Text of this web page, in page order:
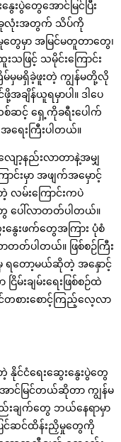
းပွဲတွေအောင်မြင်ပြီး
စ်ခုလုံးအတွက် သိပ်ကို
တွေမှာ အမြင်မတူတာတွေ၊
ဖြင့် သမိုင်းကြောင်း
မ်မှမရှိခဲ့ဖူးတဲ့ ကျွန်မတို့လို
အချိန်ယူရမှာပါ။ ဒါပေ
စ်ဆင့် ရှေ့ကိုခရီးပေါက်
ရေးကြီးပါတယ်။
ော့နည်းလာတာနဲ့အမျှ
ာင်းမှာ အဖျက်အမှောင့်
လမ်းကြောင်းကပဲ
ပေါ်လာတတ်ပါတယ်။
းဖက်တွေအကြား ပုံစံ
တတ်ပါတယ်။ ဖြစ်စဉ်ကြီး
းမှ ရတော့မယ်ဆိုတဲ့ အနှောင့်
ချမ်းရေးဖြစ်စဉ်ထဲ
ဝင်တစားစောင့်ကြည့်လေ့လာ
င်ငံရေးဆွေးနွေးပွဲတွေ
င်မြင်တယ်ဆိုတာ ကျွန်မ
ည်းချက်တွေ ဘယ်နေရာမှာ
ပြင်ဆင်ထိန်းညှိမှုတွေကို